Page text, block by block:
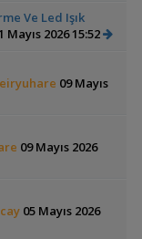
Ve Led Işık
Mayıs 2026 15:52
09 Mayıs
09 Mayıs 2026
05 Mayıs 2026